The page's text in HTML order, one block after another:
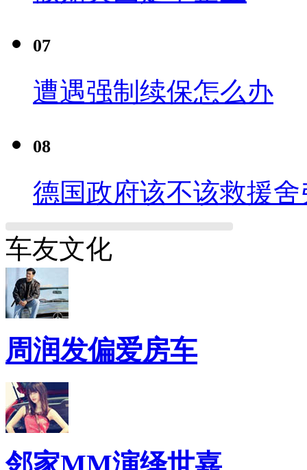
07
遭遇强制续保怎么办
08
德国政府该不该救援舍
车友文化
周润发偏爱房车